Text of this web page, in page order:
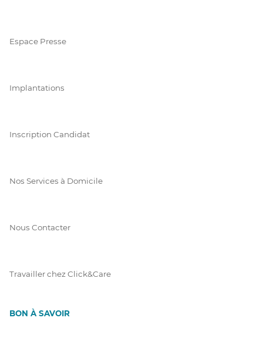
Espace Presse
Implantations
Inscription Candidat
Nos Services à Domicile
Nous Contacter
Travailler chez Click&Care
BON À SAVOIR